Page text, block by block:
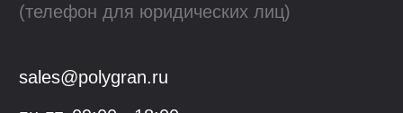
Материалы
Производство
Контакты